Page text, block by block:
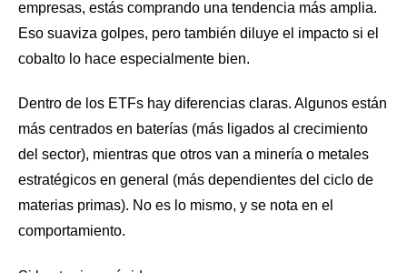
empresas, estás comprando una tendencia más amplia.
Eso suaviza golpes, pero también diluye el impacto si el
cobalto lo hace especialmente bien.
Dentro de los ETFs hay diferencias claras. Algunos están
más centrados en baterías (más ligados al crecimiento
del sector), mientras que otros van a minería o metales
estratégicos en general (más dependientes del ciclo de
materias primas). No es lo mismo, y se nota en el
comportamiento.